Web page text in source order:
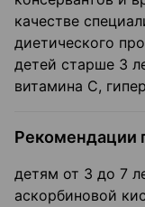
качестве
диетического
детей старше 3
витамина С,
Рекомендации
детям от 3 до 7
аскорбиновой